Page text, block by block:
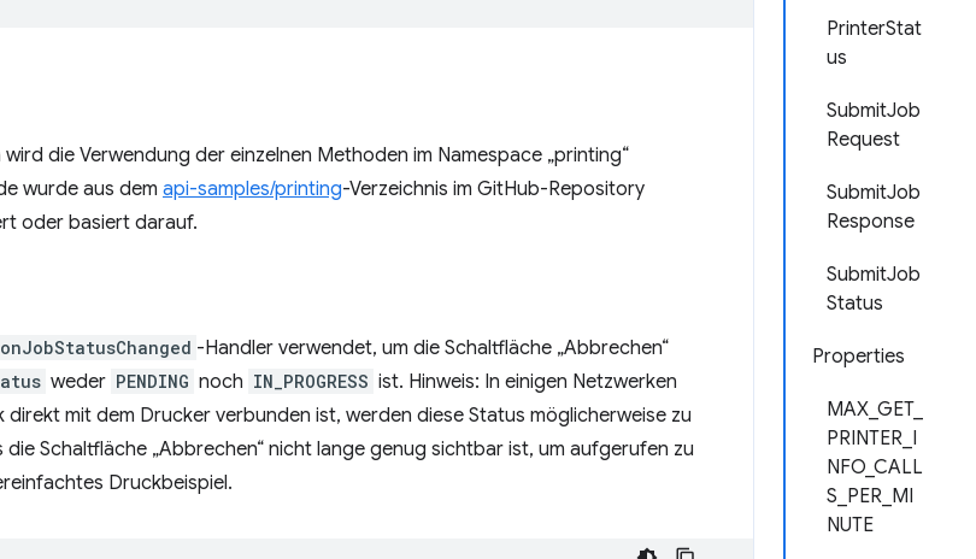
PrinterStat
us
SubmitJob
Request
SubmitJob
Response
SubmitJob
Status
Properties
MAX_GET_
PRINTER_I
NFO_CALL
S_PER_MI
NUTE
die Verwendung der einzelnen Methoden im Namespace „printing“
wurde aus dem api-samples/printing-Verzeichnis im GitHub-Repository
oder basiert darauf.
onJobStatusChanged -Handler verwendet, um die Schaltfläche „Abbrechen“
weder PENDING noch IN_PROGRESS ist. Hinweis: In einigen Netzwerken
mit dem Drucker verbunden ist, werden diese Status möglicherweise zu
Schaltfläche „Abbrechen“ nicht lange genug sichtbar ist, um aufgerufen zu
Druckbeispiel.